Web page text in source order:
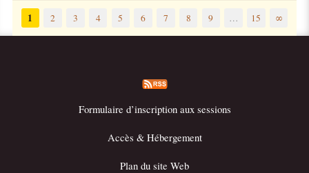
1 2 3 4 5 6 7 8 9 … 15 ∞
Formulaire d’inscription aux sessions
Accès & Hébergement
Plan du site Web